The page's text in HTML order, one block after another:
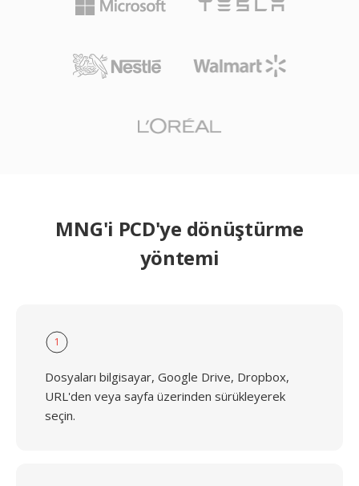
MNG'i PCD'ye dönüştürme
yöntemi
1
Dosyaları bilgisayar, Google Drive, Dropbox,
URL'den veya sayfa üzerinden sürükleyerek
seçin.